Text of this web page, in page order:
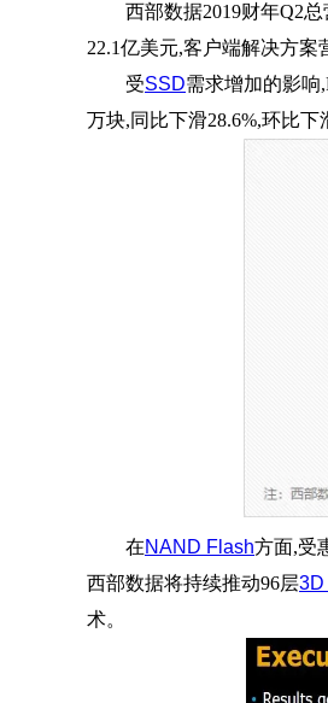
西部数据2019财年Q2
22.1亿美元,客户端解决方案
受SSD需求增加的影响
万块,同比下滑28.6%,环比下
在NAND Flash方面,受
西部数据将持续推动96层3D
术。